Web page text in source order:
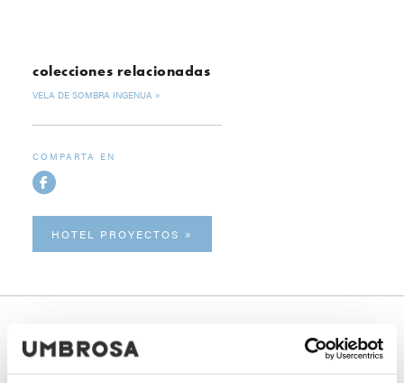
colecciones relacionadas
VELA DE SOMBRA INGENUA
COMPARTA EN
HOTEL PROYECTOS